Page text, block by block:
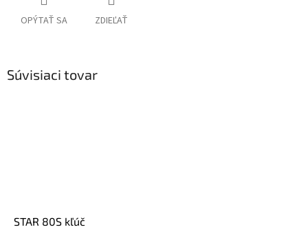
OPÝTAŤ SA ZDIEĽAŤ
Súvisiaci tovar
STAR 80S kľúč